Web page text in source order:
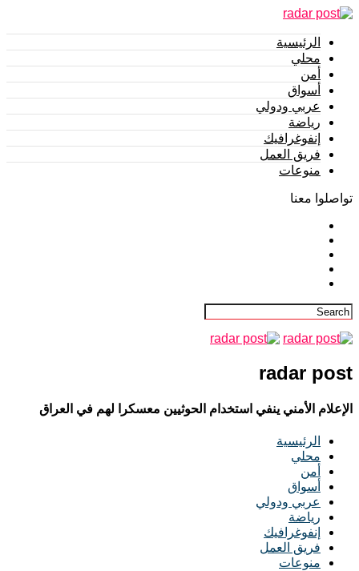
الرئيسية
محلي
أمن
أسواق
عربي ودولي
رياضة
إنفوغرافيك
فريق العمل
منوعات
تواصلوا معنا
radar post
الإعلام الأمني ينفي استخدام الحوثيين معسكرا لهم في العراق
الرئيسية
محلي
أمن
أسواق
عربي ودولي
رياضة
إنفوغرافيك
فريق العمل
منوعات